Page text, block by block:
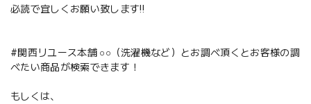
必読で宜しくお願い致します‼️
#関西リユース本舗 ○○（洗濯機など）とお調べ頂くとお客様の調
べたい商品が検索できます！
もしくは、